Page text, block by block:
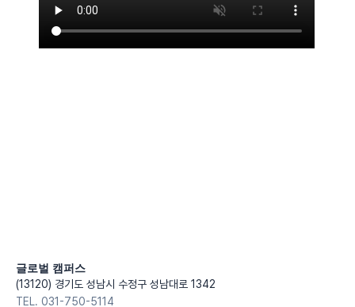
글로벌 캠퍼스
(13120) 경기도 성남시 수정구 성남대로 1342
TEL. 031-750-5114